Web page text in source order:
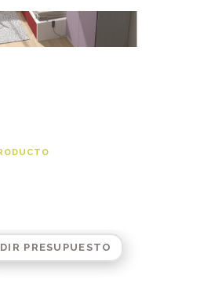
PRESUPUESTO